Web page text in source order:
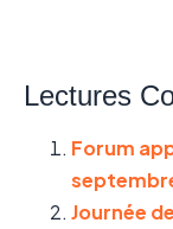
Lectures
Forum
Journée